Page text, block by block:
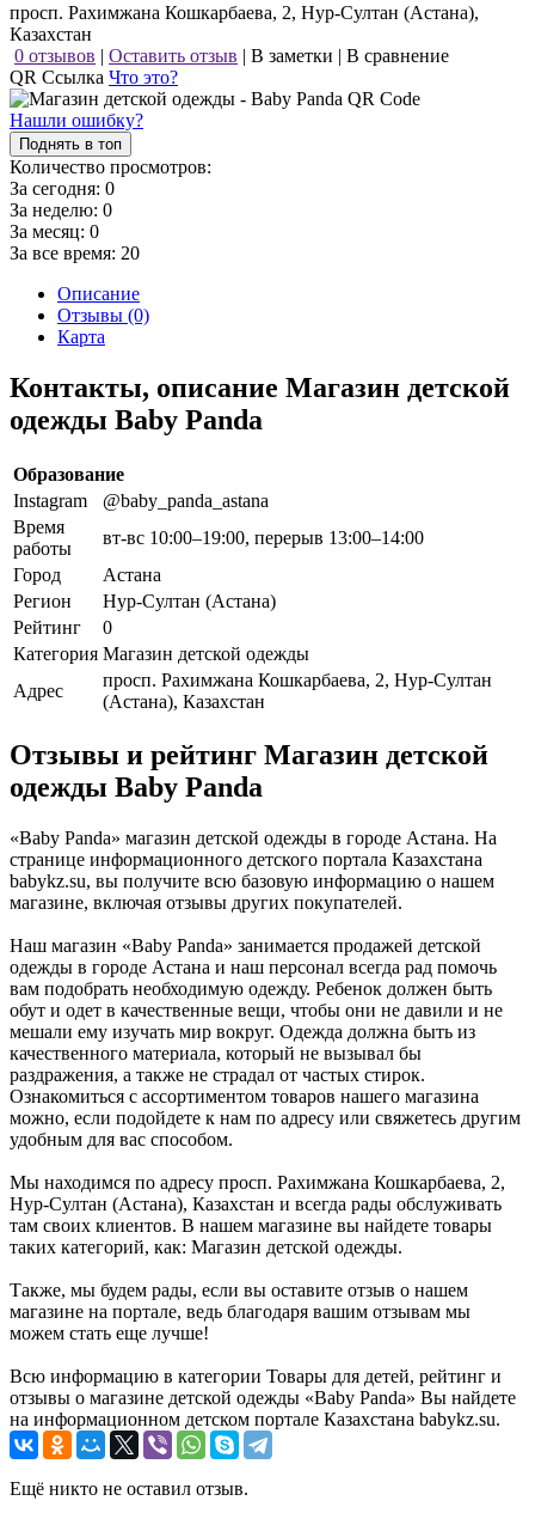
просп. Рахимжана Кошкарбаева, 2, Нур-Султан (Астана),
Казахстан
0 отзывов | Оставить отзыв | В заметки | В сравнение
QR Ссылка Что это?
Нашли ошибку?
Поднять в топ
Количество просмотров:
За сегодня: 0
За неделю: 0
За месяц: 0
За все время: 20
Описание
Отзывы (0)
Карта
Контакты, описание Магазин детской
одежды Baby Panda
Образование
Instagram
@baby_panda_astana
Время
работы
вт-вс 10:00–19:00, перерыв 13:00–14:00
Город
Астана
Регион
Нур-Султан (Астана)
Рейтинг
0
Категория Магазин детской одежды
Адрес
просп. Рахимжана Кошкарбаева, 2, Нур-Султан
(Астана), Казахстан
Отзывы и рейтинг Магазин детской
одежды Baby Panda
«Baby Panda» магазин детской одежды в городе Астана. На
странице информационного детского портала Казахстана
babykz.su, вы получите всю базовую информацию о нашем
магазине, включая отзывы других покупателей.
Наш магазин «Baby Panda» занимается продажей детской
одежды в городе Астана и наш персонал всегда рад помочь
вам подобрать необходимую одежду. Ребенок должен быть
обут и одет в качественные вещи, чтобы они не давили и не
мешали ему изучать мир вокруг. Одежда должна быть из
качественного материала, который не вызывал бы
раздражения, а также не страдал от частых стирок.
Ознакомиться с ассортиментом товаров нашего магазина
можно, если подойдете к нам по адресу или свяжетесь другим
удобным для вас способом.
Мы находимся по адресу просп. Рахимжана Кошкарбаева, 2,
Нур-Султан (Астана), Казахстан и всегда рады обслуживать
там своих клиентов. В нашем магазине вы найдете товары
таких категорий, как: Магазин детской одежды.
Также, мы будем рады, если вы оставите отзыв о нашем
магазине на портале, ведь благодаря вашим отзывам мы
можем стать еще лучше!
Всю информацию в категории Товары для детей, рейтинг и
отзывы о магазине детской одежды «Baby Panda» Вы найдете
на информационном детском портале Казахстана babykz.su.
Ещё никто не оставил отзыв.